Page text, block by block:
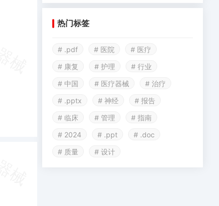
热门标签
# .pdf # 医院
# 医疗
# 康复
# 护理
# 行业
# 中国
# 医疗器械
# 治疗
# .pptx
# 神经
# 报告
# 临床
# 管理
# 指南
# 2024
# .ppt
# .doc
# 质量
# 设计